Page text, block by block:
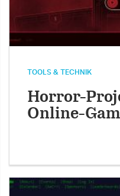
TOOLS & TECHNIK
Horror-
Online-